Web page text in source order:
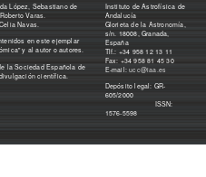
López, Sebastiano de
Varas.
Navas.
en este ejemplar
y al autor o autores.
la Sociedad Española de
científica.
Instituto de Astrofísica de
Andalucía
Glorieta de la Astronomía,
s/n. 18008, Granada,
España
Tlf.: +34 958 12 13 11
Fax: +34 958 81 45 30
E-mail:ucc@iaa.es
Depósito legal: GR-
605/2000
ISSN:
1576-5598